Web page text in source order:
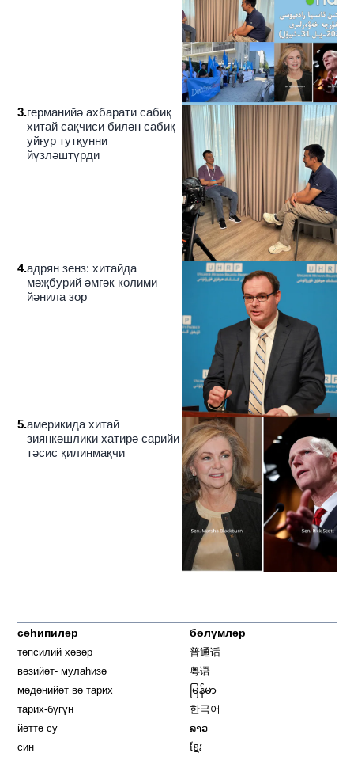
3.германийә ахбарати сабиқ
хитай сақчиси билән сабиқ
уйғур тутқунни
йүзләштүрди
4.адрян зенз: хитайда
мәҗбурий әмгәк көлими
йәнила зор
5.америкида хитай
зиянкәшлики хатирә сарийи
тәсис қилинмақчи
сәһипиләр
тәпсилий хәвәр
вәзийәт- мулаһизә
мәдәнийәт вә тарих
тарих-бүгүн
йәттә су
син
бөлүмләр
普通话
粤语
မြန်မာ
한국어
ລາວ
ខ្មែរ